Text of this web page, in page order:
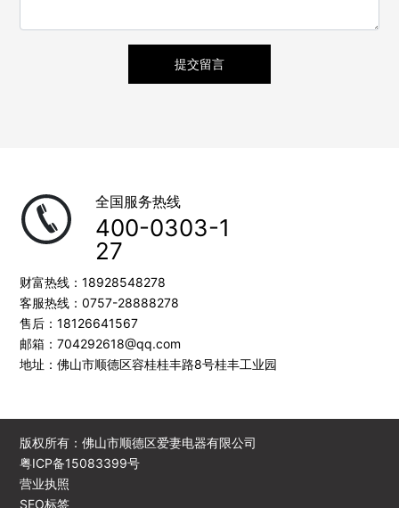
提交留言
全国服务热线
400-0303-1
27
财富热线：18928548278
客服热线：0757-28888278
售后：18126641567
邮箱：704292618@qq.com
地址：佛山市顺德区容桂桂丰路8号桂丰工业园
版权所有：佛山市顺德区爱妻电器有限公司
粤ICP备15083399号
营业执照
SEO标签